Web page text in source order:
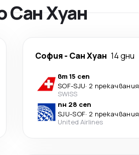
Сан Хуан
София- Сан Хуан 14 дни
вт 15 сеп
SOF-SJU· 2 прекачвания
SWISS
пн 28 сеп
SJU-SOF· 2 прекачвания
United Airlines